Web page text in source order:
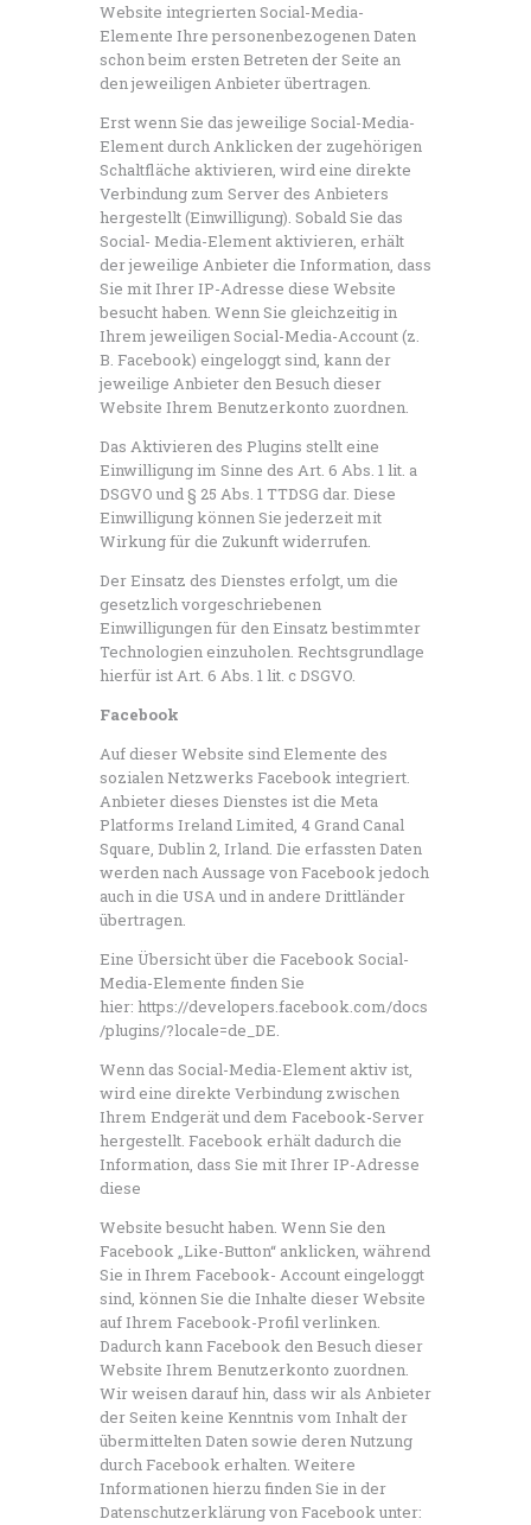
Website integrierten Social-Media-
Elemente Ihre personenbezogenen Daten
schon beim ersten Betreten der Seite an
den jeweiligen Anbieter übertragen.
Erst wenn Sie das jeweilige Social-Media-
Element durch Anklicken der zugehörigen
Schaltfläche aktivieren, wird eine direkte
Verbindung zum Server des Anbieters
hergestellt (Einwilligung). Sobald Sie das
Social- Media-Element aktivieren, erhält
der jeweilige Anbieter die Information, dass
Sie mit Ihrer IP-Adresse diese Website
besucht haben. Wenn Sie gleichzeitig in
Ihrem jeweiligen Social-Media-Account (z.
B. Facebook) eingeloggt sind, kann der
jeweilige Anbieter den Besuch dieser
Website Ihrem Benutzerkonto zuordnen.
Das Aktivieren des Plugins stellt eine
Einwilligung im Sinne des Art. 6 Abs. 1 lit. a
DSGVO und § 25 Abs. 1 TTDSG dar. Diese
Einwilligung können Sie jederzeit mit
Wirkung für die Zukunft widerrufen.
Der Einsatz des Dienstes erfolgt, um die
gesetzlich vorgeschriebenen
Einwilligungen für den Einsatz bestimmter
Technologien einzuholen. Rechtsgrundlage
hierfür ist Art. 6 Abs. 1 lit. c DSGVO.
Facebook
Auf dieser Website sind Elemente des
sozialen Netzwerks Facebook integriert.
Anbieter dieses Dienstes ist die Meta
Platforms Ireland Limited, 4 Grand Canal
Square, Dublin 2, Irland. Die erfassten Daten
werden nach Aussage von Facebook jedoch
auch in die USA und in andere Drittländer
übertragen.
Eine Übersicht über die Facebook Social-
Media-Elemente finden Sie
hier: https://developers.facebook.com/docs
/plugins/?locale=de_DE.
Wenn das Social-Media-Element aktiv ist,
wird eine direkte Verbindung zwischen
Ihrem Endgerät und dem Facebook-Server
hergestellt. Facebook erhält dadurch die
Information, dass Sie mit Ihrer IP-Adresse
diese
Website besucht haben. Wenn Sie den
Facebook „Like-Button“ anklicken, während
Sie in Ihrem Facebook- Account eingeloggt
sind, können Sie die Inhalte dieser Website
auf Ihrem Facebook-Profil verlinken.
Dadurch kann Facebook den Besuch dieser
Website Ihrem Benutzerkonto zuordnen.
Wir weisen darauf hin, dass wir als Anbieter
der Seiten keine Kenntnis vom Inhalt der
übermittelten Daten sowie deren Nutzung
durch Facebook erhalten. Weitere
Informationen hierzu finden Sie in der
Datenschutzerklärung von Facebook unter: